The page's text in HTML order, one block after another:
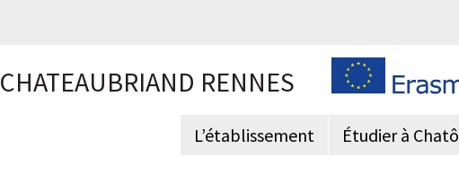
CHATEAUBRIAND RENNES
L’établissement Étudier à Chatô